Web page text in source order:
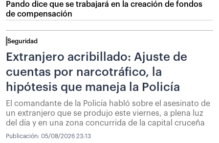
Pando dice que se trabajará en la creación de fondos
de compensación
Seguridad
Extranjero acribillado: Ajuste de
cuentas por narcotráfico, la
hipótesis que maneja la Policía
El comandante de la Policía habló sobre el asesinato de
un extranjero que se produjo este viernes, a plena luz
del día y en una zona concurrida de la capital cruceña
Publicación: 05/08/2026 23:13